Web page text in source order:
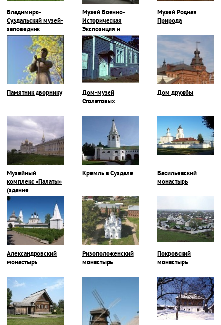
Владимиро-
Суздальский музей-
заповедник
Музей Военно-
Историческая
Экспозиция и
Галерея Героев-
Владимирцев
Музей Родная
Природа
Памятник дворнику
Дом-музей
Столетовых
Дом дружбы
Музейный
комплекс «Палаты»
(здание
Присутственных
Кремль в Суздале
Васильевский
монастырь
Александровский
монастырь
Ризоположенский
монастырь
Покровский
монастырь